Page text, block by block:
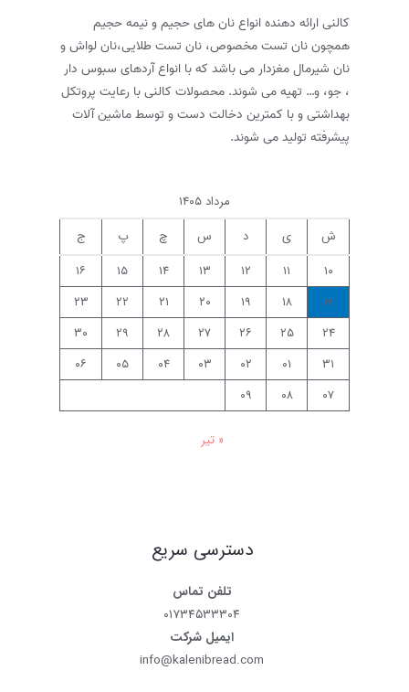
کالنی ارائه دهنده انواع نان های حجیم و نیمه حجیم
همچون نان تست مخصوص، نان تست طلایی،نان لواش و
نان شیرمال مغزدار می باشد که با انواع آردهای سبوس دار
، جو، و… تهیه می شوند. محصولات کالنی با رعایت پروتکل
بهداشتی و با کمترین دخالت دست و توسط ماشین آلات
پیشرفته تولید می شوند.
مرداد ۱۴۰۵
ش
ی د س چ پ
ج
۱۰
۱۱ ۱۲ ۱۳ ۱۴ ۱۵
۱۶
۱۷
۱۸ ۱۹ ۲۰ ۲۱ ۲۲
۲۳
۲۴
۲۵ ۲۶ ۲۷ ۲۸ ۲۹
۳۰
۳۱
۰۱ ۰۲ ۰۳ ۰۴ ۰۵
۰۶
۰۷
۰۸ ۰۹
« تیر
دسترسی سریع
تلفن تماس
۰۱۷۳۴۵۳۳۳۰۴
ایمیل شرکت
info@kalenibread.com